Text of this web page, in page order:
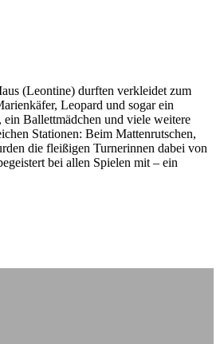
(Leontine) durften verkleidet zum
Leopard und sogar ein
Ballettmädchen und viele weitere
Stationen: Beim Mattenrutschen,
die fleißigen Turnerinnen dabei von
bei allen Spielen mit – ein